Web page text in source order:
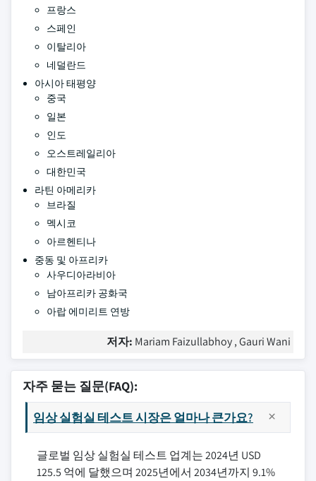
프랑스
스페인
이탈리아
네덜란드
아시아 태평양
중국
일본
인도
오스트레일리아
대한민국
라틴 아메리카
브라질
멕시코
아르헨티나
중동 및 아프리카
사우디아라비아
남아프리카 공화국
아랍 에미리트 연방
저자: Mariam Faizullabhoy , Gauri Wani
자주 묻는 질문(FAQ):
임상 실험실 테스트 시장은 얼마나 큰가요?
글로벌 임상 실험실 테스트 업계는 2024년 USD
125.5 억에 달했으며 2025년에서 2034년까지 9.1%